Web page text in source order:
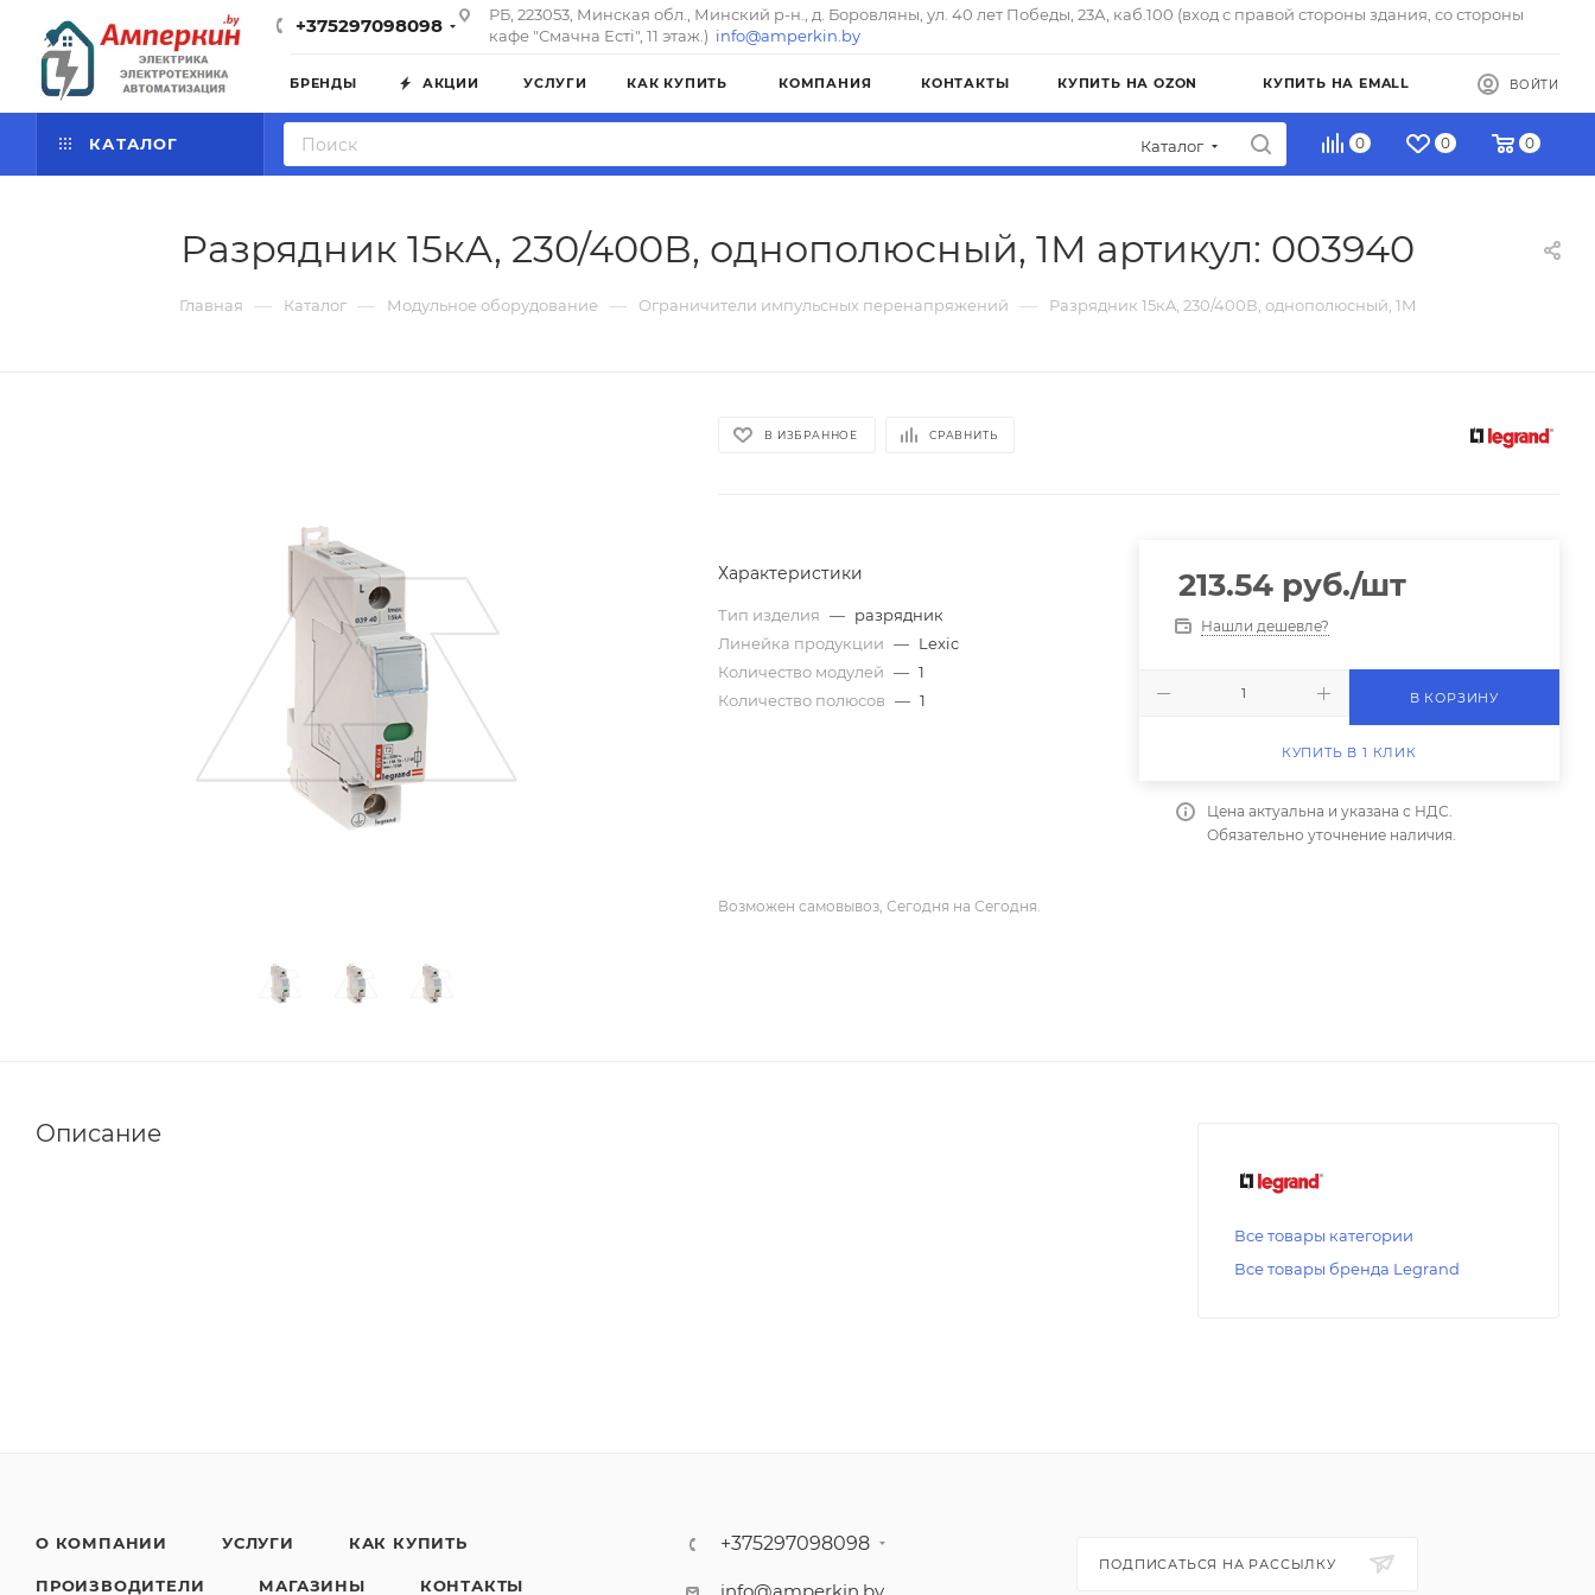
+375297098098
РБ, 223053, Минская обл., Минский р-н., д. Боровляны, ул. 40 лет Победы, 23А, каб.100 (вход с правой стороны здания, со стороны
кафе "Смачна Естi", 11 этаж.) info@amperkin.by
БРЕНДЫ АКЦИИ УСЛУГИ КАК КУПИТЬ КОМПАНИЯ КОНТАКТЫ КУПИТЬ НА OZON КУПИТЬ НА EMALL ВОЙТИ
КАТАЛОГ Каталог 0 0 0
Разрядник 15кA, 230/400В, однополюсный, 1M артикул: 003940
Главная — Каталог — Модульное оборудование — Ограничители импульсных перенапряжений — Разрядник 15кA, 230/400В, однополюсный, 1M
В ИЗБРАННОЕ СРАВНИТЬ
Характеристики
Тип изделия — разрядник
Линейка продукции — Lexic
Количество модулей — 1
Количество полюсов — 1
213.54руб./шт
Нашли дешевле?
В КОРЗИНУ
КУПИТЬ В 1 КЛИК
Цена актуальна и указана с НДС.
Обязательно уточнение наличия.
Возможен самовывоз, Сегодня на Сегодня.
Описание
Все товары категории
Все товары бренда Legrand
О КОМПАНИИ УСЛУГИ КАК КУПИТЬ
ПРОИЗВОДИТЕЛИ МАГАЗИНЫ КОНТАКТЫ
+375297098098
ПОДПИСАТЬСЯ НА РАССЫЛКУ